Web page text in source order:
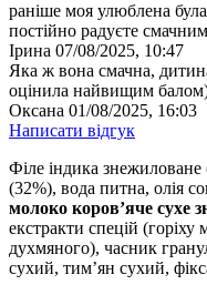
раніше моя улюблена
постійно радуєте
Ірина 07/08/2025, 10:47
Яка ж вона смачна,
оцінила найвищим
Оксана 01/08/2025, 16:03
Написати відгук
Філе індика
(32%), вода питна, олія
молоко коров’яче сухе
екстракти спецій
духмяного), часник
сухий, тим’ян сухий,